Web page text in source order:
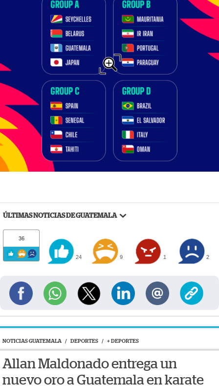
ÚLTIMAS NOTICIAS DE GUATEMALA
36
24 9 1 2
NOTICIAS GUATEMALA / DEPORTES / + DEPORTES
Allan Maldonado entrega un
nuevo oro a Guatemala en karate